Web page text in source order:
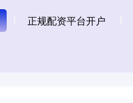
正规配资平台开户